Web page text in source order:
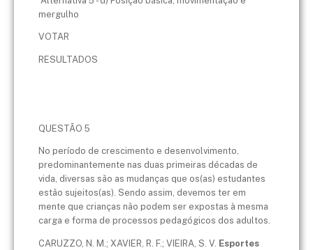
mergulho
VOTAR
RESULTADOS
QUESTÃO 5
No período de crescimento e desenvolvimento,
predominantemente nas duas primeiras décadas de
vida, diversas são as mudanças que os(as) estudantes
estão sujeitos(as). Sendo assim, devemos ter em
mente que crianças não podem ser expostas à mesma
carga e forma de processos pedagógicos dos adultos.
CARUZZO, N. M.; XAVIER, R. F.; VIEIRA, S. V. Esportes